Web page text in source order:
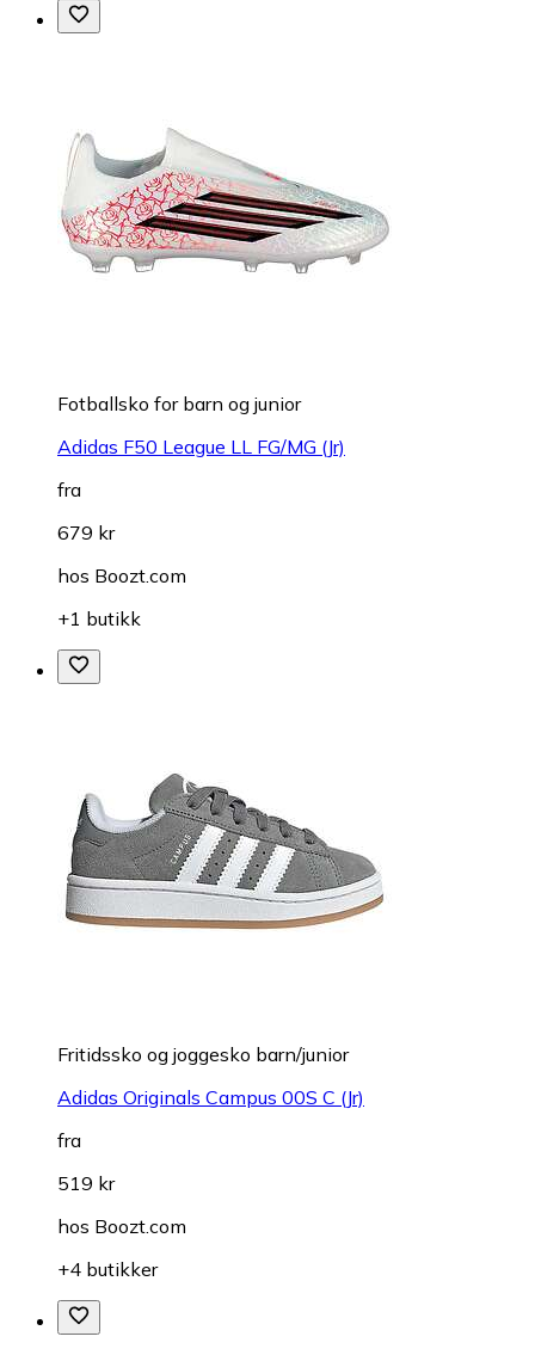
Fotballsko for barn og junior
Adidas F50 League LL FG/MG (Jr)
fra
679 kr
hos Boozt.com
+1 butikk
Fritidssko og joggesko barn/junior
Adidas Originals Campus 00S C (Jr)
fra
519 kr
hos Boozt.com
+4 butikker